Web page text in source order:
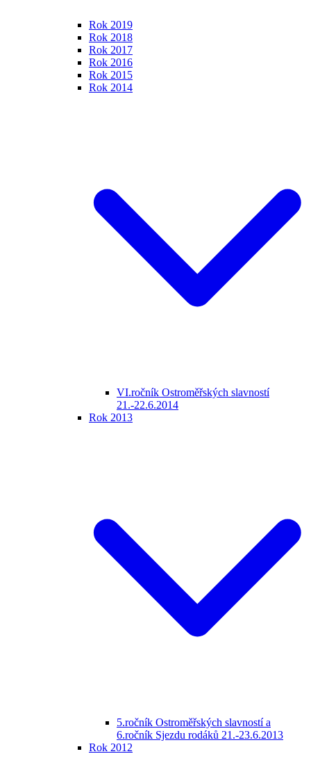
Rok 2019
Rok 2018
Rok 2017
Rok 2016
Rok 2015
Rok 2014
VI.ročník Ostroměřských slavností
21.-22.6.2014
Rok 2013
5.ročník Ostroměřských slavností a
6.ročník Sjezdu rodáků 21.-23.6.2013
Rok 2012